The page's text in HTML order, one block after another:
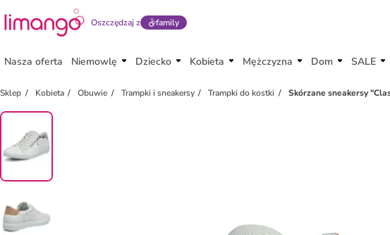
Oszczędzaj z family
Nasza oferta Niemowlę Dziecko Kobieta Mężczyzna Dom SALE
Sklep Kobieta Obuwie Trampki i sneakersy Trampki do kostki Skórzane sneakersy